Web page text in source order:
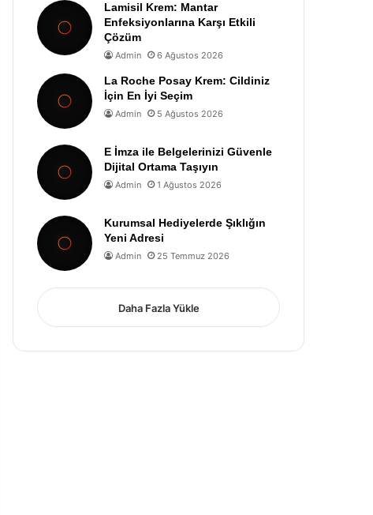
Lamisil Krem: Mantar
Enfeksiyonlarına Karşı Etkili
Çözüm
Admin 6 Ağustos 2026
La Roche Posay Krem: Cildiniz
İçin En İyi Seçim
Admin 5 Ağustos 2026
E İmza ile Belgelerinizi Güvenle
Dijital Ortama Taşıyın
Admin 1 Ağustos 2026
Kurumsal Hediyelerde Şıklığın
Yeni Adresi
Admin 25 Temmuz 2026
Daha Fazla Yükle